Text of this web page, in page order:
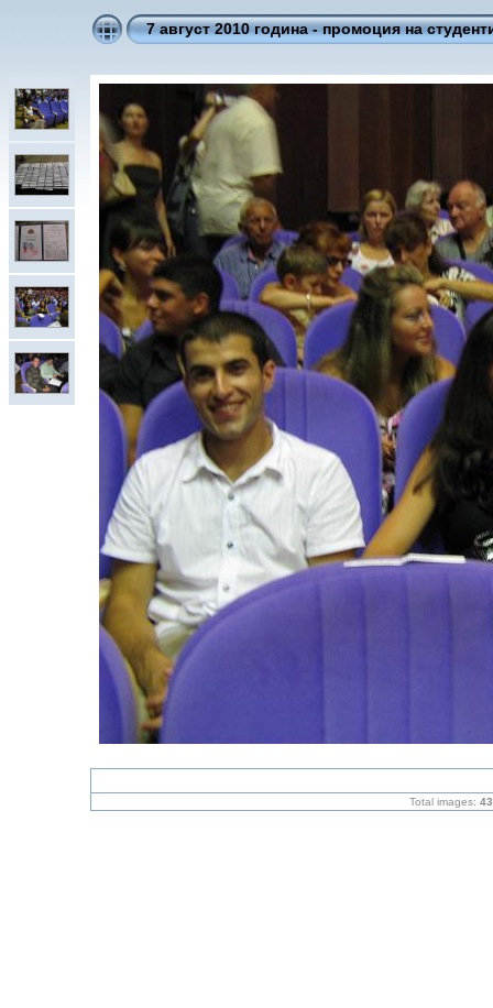
7 август 2010 година - промоция на
Total images: 43